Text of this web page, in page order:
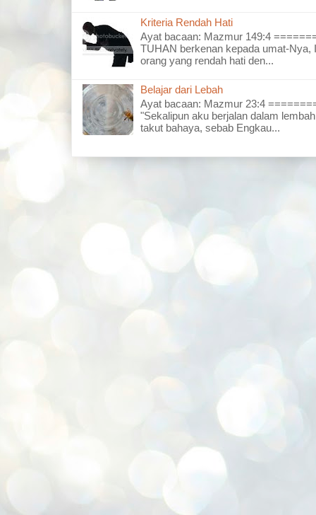
Kriteria Rendah Hati
Ayat bacaan: Mazmur 149:4
TUHAN berkenan kepada umat-Nya,
orang yang rendah hati den...
Belajar dari Lebah
Ayat bacaan: Mazmur 23:4
"Sekalipun aku berjalan dalam
takut bahaya, sebab Engkau...